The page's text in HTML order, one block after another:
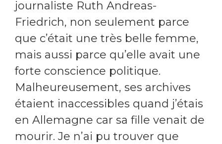
journaliste Ruth Andreas-
Friedrich, non seulement parce
que c’était une très belle femme,
mais aussi parce qu’elle avait une
forte conscience politique.
Malheureusement, ses archives
étaient inaccessibles quand j’étais
en Allemagne car sa fille venait de
mourir. Je n’ai pu trouver que